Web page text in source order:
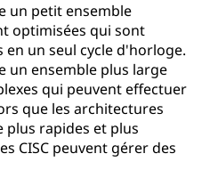
un petit ensemble
optimisées qui sont
un seul cycle d'horloge.
un ensemble plus large
qui peuvent effectuer
que les architectures
plus rapides et plus
CISC peuvent gérer des